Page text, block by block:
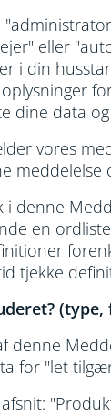
eller
i din
dine data
vores
meddelelse
denne
en
tjekke
denne
for "let